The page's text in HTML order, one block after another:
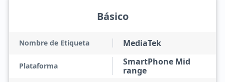
Básico
Nombre de Etiqueta MediaTek
Plataforma
SmartPhone Mid
range